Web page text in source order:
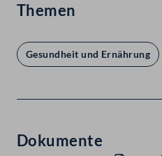
Themen
Gesundheit und Ernährung
Dokumente